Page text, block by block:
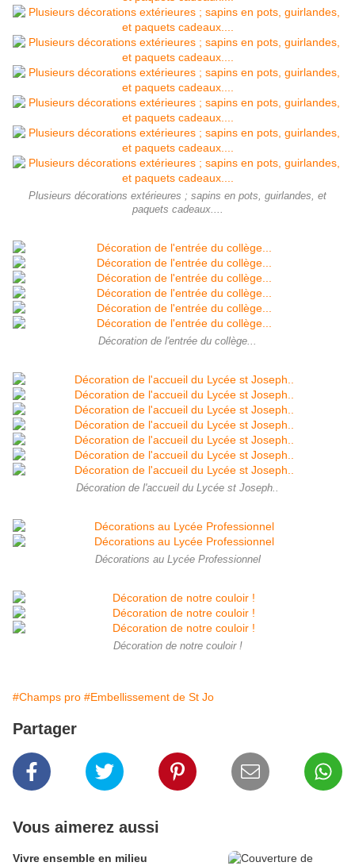
Plusieurs décorations extérieures ; sapins en pots, guirlandes, et
paquets cadeaux....
Décoration de l'entrée du collège...
Décoration de l'accueil du Lycée st Joseph..
Décorations au Lycée Professionnel
Décoration de notre couloir !
#Champs pro #Embellissement de St Jo
Partager
Vous aimerez aussi
Vivre ensemble en milieu